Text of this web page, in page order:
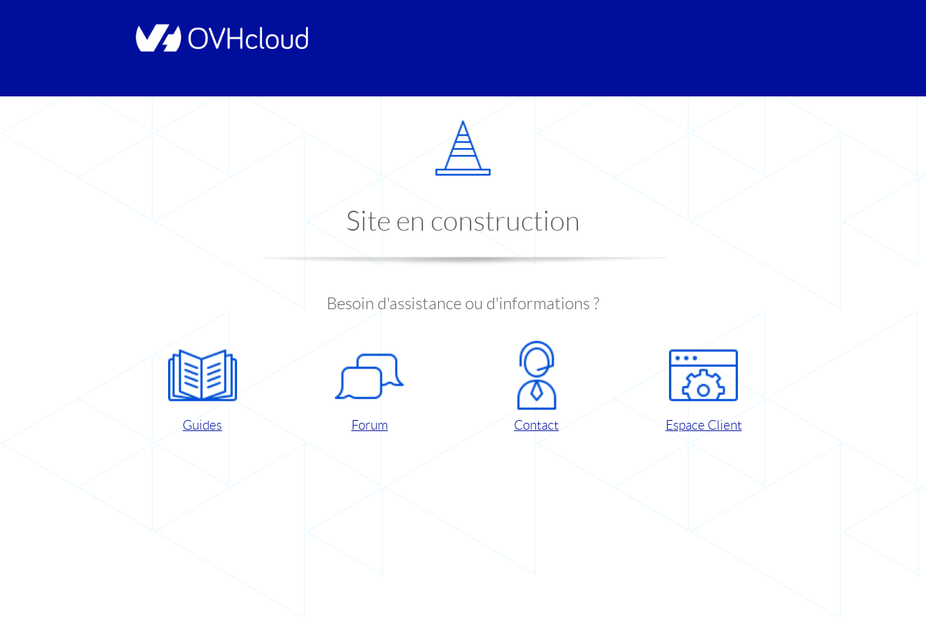
Site en construction
Besoin d'assistance ou d'informations ?
Guides Forum Contact Espace Client